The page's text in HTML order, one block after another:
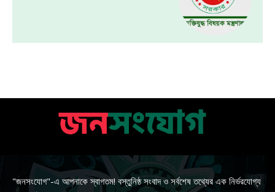
"জনসংযোগ"-এ আপনাকে স্বাগতম! বস্তুনিষ্ঠ সংবাদ ও সর্বশেষ তথ্যের এক নির্ভরযোগ্য